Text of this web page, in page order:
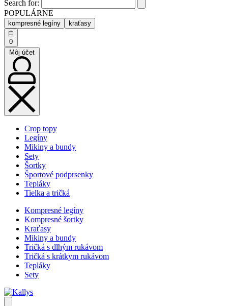
Search for:
POPULÁRNE
kompresné legíny kraťasy
0
Môj účet
Crop topy
Legíny
Mikiny a bundy
Sety
Šortky
Športové podprsenky
Tepláky
Tielka a tričká
Kompresné legíny
Kompresné šortky
Kraťasy
Mikiny a bundy
Tričká s dlhým rukávom
Tričká s krátkym rukávom
Tepláky
Sety